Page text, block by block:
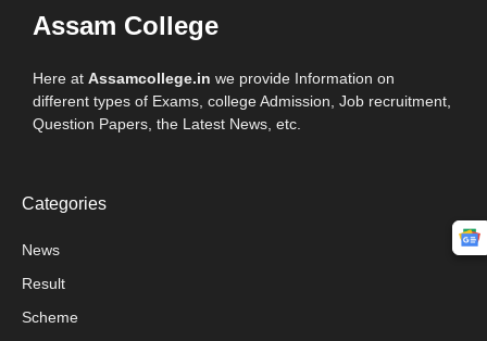
Assam College
Here at Assamcollege.in we provide Information on
different types of Exams, college Admission, Job recruitment,
Question Papers, the Latest News, etc.
Categories
News
Result
Scheme